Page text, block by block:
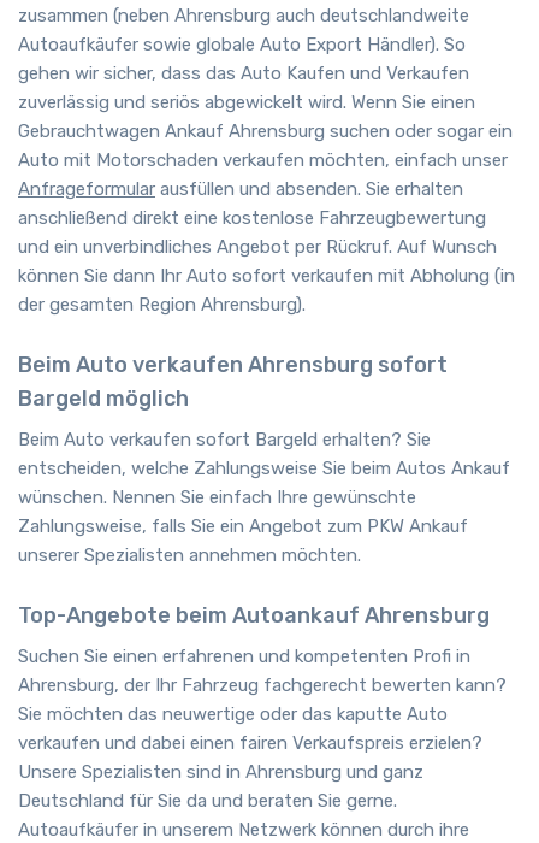
zusammen (neben Ahrensburg auch deutschlandweite
Autoaufkäufer sowie globale Auto Export Händler). So
gehen wir sicher, dass das Auto Kaufen und Verkaufen
zuverlässig und seriös abgewickelt wird. Wenn Sie einen
Gebrauchtwagen Ankauf Ahrensburg suchen oder sogar ein
Auto mit Motorschaden verkaufen möchten, einfach unser
Anfrageformular ausfüllen und absenden. Sie erhalten
anschließend direkt eine kostenlose Fahrzeugbewertung
und ein unverbindliches Angebot per Rückruf. Auf Wunsch
können Sie dann Ihr Auto sofort verkaufen mit Abholung (in
der gesamten Region Ahrensburg).
Beim Auto verkaufen Ahrensburg sofort
Bargeld möglich
Beim Auto verkaufen sofort Bargeld erhalten? Sie
entscheiden, welche Zahlungsweise Sie beim Autos Ankauf
wünschen. Nennen Sie einfach Ihre gewünschte
Zahlungsweise, falls Sie ein Angebot zum PKW Ankauf
unserer Spezialisten annehmen möchten.
Top-Angebote beim Autoankauf Ahrensburg
Suchen Sie einen erfahrenen und kompetenten Profi in
Ahrensburg, der Ihr Fahrzeug fachgerecht bewerten kann?
Sie möchten das neuwertige oder das kaputte Auto
verkaufen und dabei einen fairen Verkaufspreis erzielen?
Unsere Spezialisten sind in Ahrensburg und ganz
Deutschland für Sie da und beraten Sie gerne.
Autoaufkäufer in unserem Netzwerk können durch ihre